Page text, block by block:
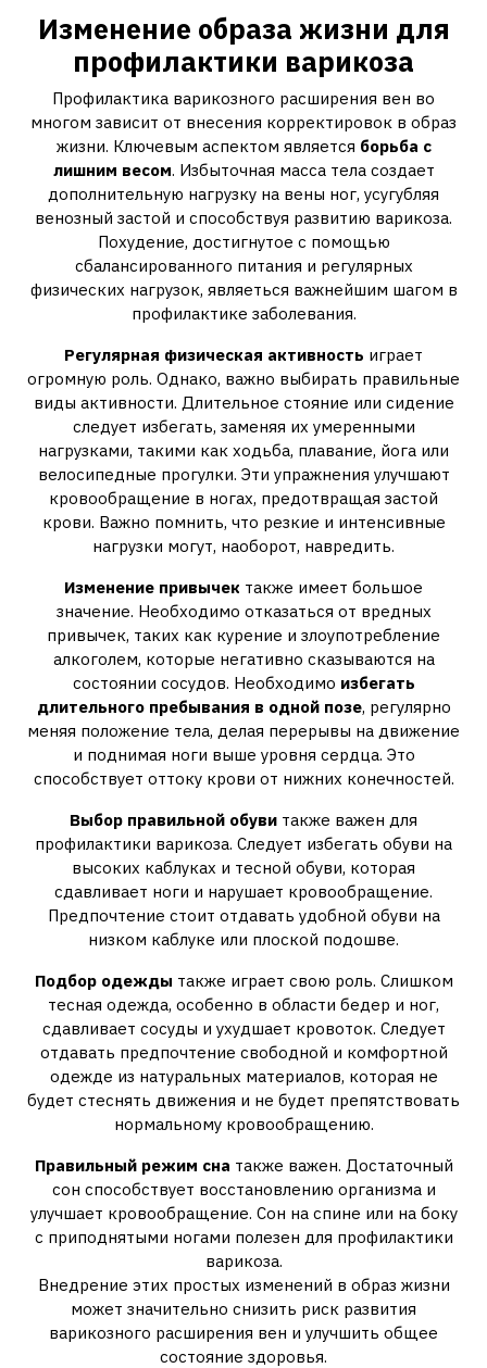
Изменение образа жизни для
профилактики варикоза
Профилактика варикозного расширения вен во
многом зависит от внесения корректировок в образ
жизни. Ключевым аспектом является борьба с
лишним весом. Избыточная масса тела создает
дополнительную нагрузку на вены ног, усугубляя
венозный застой и способствуя развитию варикоза.
Похудение, достигнутое с помощью
сбалансированного питания и регулярных
физических нагрузок, являеться важнейшим шагом в
профилактике заболевания.
Регулярная физическая активность играет
огромную роль. Однако, важно выбирать правильные
виды активности. Длительное стояние или сидение
следует избегать, заменяя их умеренными
нагрузками, такими как ходьба, плавание, йога или
велосипедные прогулки. Эти упражнения улучшают
кровообращение в ногах, предотвращая застой
крови. Важно помнить, что резкие и интенсивные
нагрузки могут, наоборот, навредить.
Изменение привычек также имеет большое
значение. Необходимо отказаться от вредных
привычек, таких как курение и злоупотребление
алкоголем, которые негативно сказываются на
состоянии сосудов. Необходимо избегать
длительного пребывания в одной позе, регулярно
меняя положение тела, делая перерывы на движение
и поднимая ноги выше уровня сердца. Это
способствует оттоку крови от нижних конечностей.
Выбор правильной обуви также важен для
профилактики варикоза. Следует избегать обуви на
высоких каблуках и тесной обуви, которая
сдавливает ноги и нарушает кровообращение.
Предпочтение стоит отдавать удобной обуви на
низком каблуке или плоской подошве.
Подбор одежды также играет свою роль. Слишком
тесная одежда, особенно в области бедер и ног,
сдавливает сосуды и ухудшает кровоток. Следует
отдавать предпочтение свободной и комфортной
одежде из натуральных материалов, которая не
будет стеснять движения и не будет препятствовать
нормальному кровообращению.
Правильный режим сна также важен. Достаточный
сон способствует восстановлению организма и
улучшает кровообращение. Сон на спине или на боку
с приподнятыми ногами полезен для профилактики
варикоза.
Внедрение этих простых изменений в образ жизни
может значительно снизить риск развития
варикозного расширения вен и улучшить общее
состояние здоровья.